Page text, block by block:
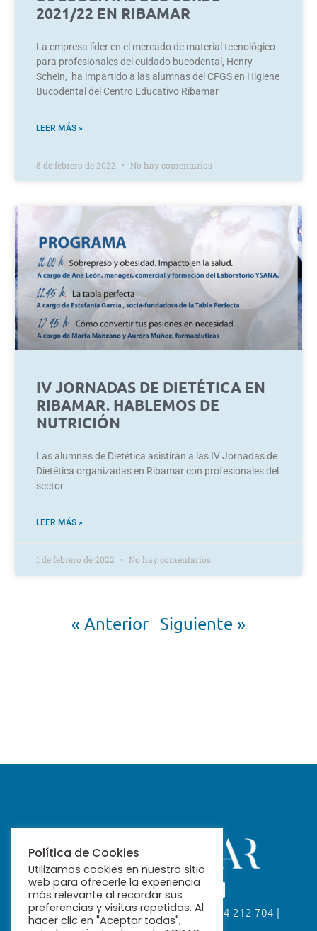
2021/22 EN RIBAMAR
La empresa líder en el mercado de material tecnológico
para profesionales del cuidado bucodental, Henry
Schein, ha impartido a las alumnas del CFGS en Higiene
Bucodental del Centro Educativo Ribamar
LEER MÁS »
8 de febrero de 2022 No hay comentarios
IV JORNADAS DE DIETÉTICA EN
RIBAMAR. HABLEMOS DE
NUTRICIÓN
Las alumnas de Dietética asistirán a las IV Jornadas de
Dietética organizadas en Ribamar con profesionales del
sector
LEER MÁS »
1 de febrero de 2022 No hay comentarios
« Anterior Siguiente »
Calle Fabiola, 26. 41004 Sevilla | 954 212 704 |
ribamar@ribamar.org
Política de Cookies
Utilizamos cookies en nuestro sitio
web para ofrecerle la experiencia
más relevante al recordar sus
preferencias y visitas repetidas. Al
hacer clic en "Aceptar todas",